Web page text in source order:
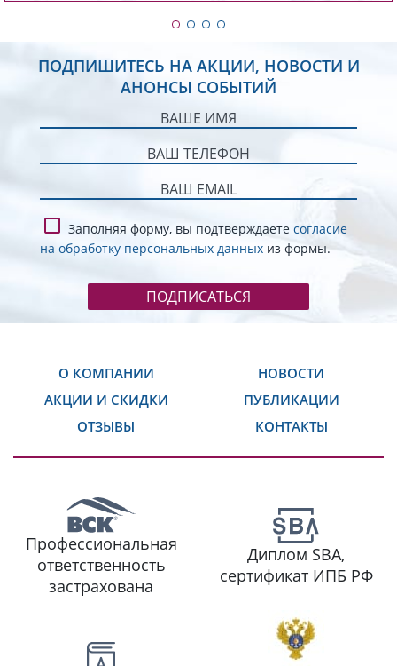
ПОДПИШИТЕСЬ НА АКЦИИ, НОВОСТИ И
АНОНСЫ СОБЫТИЙ
Заполняя форму, вы подтверждаете согласие
на обработку персональных данныхиз формы.
ПОДПИСАТЬСЯ
О КОМПАНИИ
НОВОСТИ
АКЦИИ И СКИДКИ
ПУБЛИКАЦИИ
ОТЗЫВЫ
КОНТАКТЫ
Профессиональная
ответственность
застрахована
Диплом SBA,
сертификат ИПБ РФ